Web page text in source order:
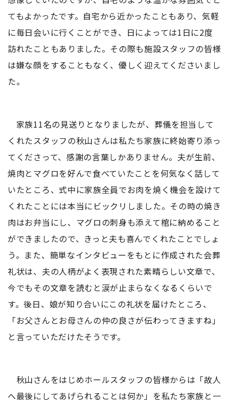
てもよかったです。自宅から近かったこともあり、気軽
に毎日会いに行くことができ、日によっては1日に2度
訪れたこともありました。その際も施設スタッフの皆様
は嫌な顔をすることもなく、優しく迎えてくださいまし
た。
家族11名の見送りとなりましたが、葬儀を担当して
くれたスタッフの秋山さんは私たち家族に終始寄り添っ
てくださって、感謝の言葉しかありません。夫が生前、
焼肉とマグロを好んで食べていたことを何気なく話して
いたところ、式中に家族全員でお肉を焼く機会を設けて
くれたことには本当にビックリしました。その時の焼き
肉はお弁当にし、マグロの刺身も添えて棺に納めること
ができましたので、きっと夫も喜んでくれたことでしょ
う。また、簡単なインタビューをもとに作成された会葬
礼状は、夫の人柄がよく表現された素晴らしい文章で、
今でもその文章を読むと涙が止まらなくなるくらいで
す。後日、娘が知り合いにこの礼状を届けたところ、
「お父さんとお母さんの仲の良さが伝わってきますね」
と言っていただけたそうです。
秋山さんをはじめホールスタッフの皆様からは「故人
へ最後にしてあげられることは何か」を私たち家族と一